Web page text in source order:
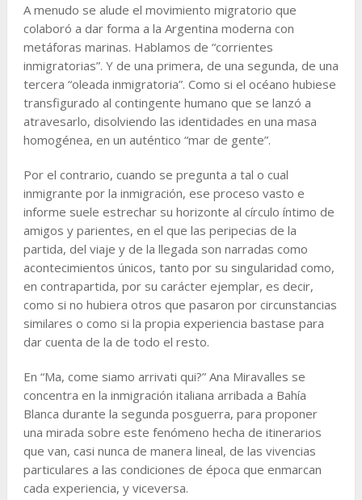
A menudo se alude el movimiento migratorio que
colaboró a dar forma a la Argentina moderna con
metáforas marinas. Hablamos de “corrientes
inmigratorias”. Y de una primera, de una segunda, de una
tercera “oleada inmigratoria”. Como si el océano hubiese
transfigurado al contingente humano que se lanzó a
atravesarlo, disolviendo las identidades en una masa
homogénea, en un auténtico “mar de gente”.
Por el contrario, cuando se pregunta a tal o cual
inmigrante por la inmigración, ese proceso vasto e
informe suele estrechar su horizonte al círculo íntimo de
amigos y parientes, en el que las peripecias de la
partida, del viaje y de la llegada son narradas como
acontecimientos únicos, tanto por su singularidad como,
en contrapartida, por su carácter ejemplar, es decir,
como si no hubiera otros que pasaron por circunstancias
similares o como si la propia experiencia bastase para
dar cuenta de la de todo el resto.
En “Ma, come siamo arrivati qui?” Ana Miravalles se
concentra en la inmigración italiana arribada a Bahía
Blanca durante la segunda posguerra, para proponer
una mirada sobre este fenómeno hecha de itinerarios
que van, casi nunca de manera lineal, de las vivencias
particulares a las condiciones de época que enmarcan
cada experiencia, y viceversa.